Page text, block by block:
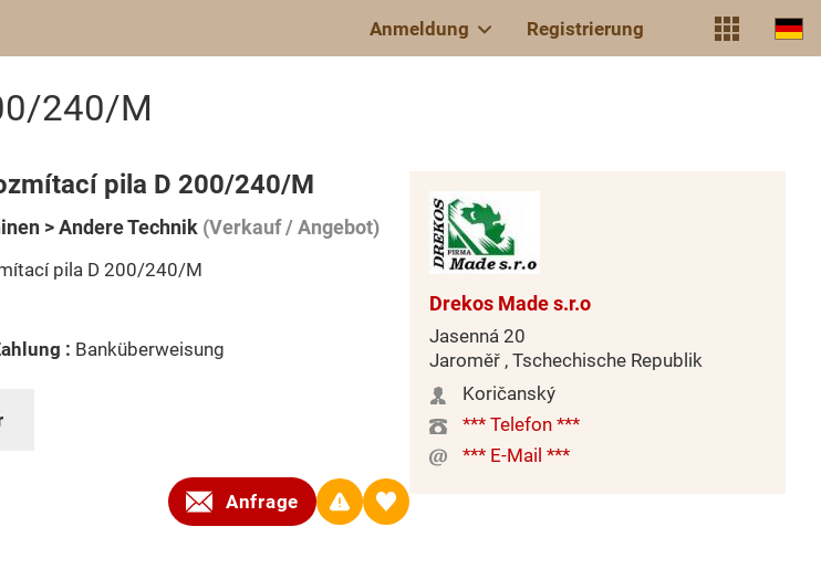
Anmeldung Registrierung
240/M
pila D 200/240/M
> Andere Technik (Verkauf / Angebot)
pila D 200/240/M
: Banküberweisung
Anfrage
Drekos Made s.r.o
Jasenná 20
Jaroměř , Tschechische Republik
Koričanský
*** Telefon ***
*** E-Mail ***